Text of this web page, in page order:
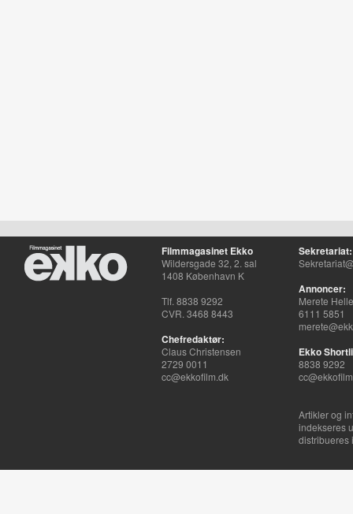
Filmmagasinet Ekko
Wildersgade 32, 2. sal
1408 København K
Tlf. 8838 9292
CVR. 3468 8443
Chefredaktør:
Claus Christensen
2729 0011
cc@ekkofilm.dk
Sekretariat:
Annoncer:
Merete
6111 5851
Ekko
8838 9292
Artikler og
indekseres
distribueres